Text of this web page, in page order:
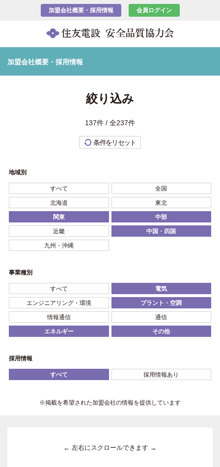
加盟会社概要・採用情報 会員ログイン
加盟会社概要・採用情報
絞り込み
137件 / 全237件
条件をリセット
地域別
すべて 全国
北海道 東北
関東 中部
近畿 中国・四国
九州・沖縄
事業種別
すべて 電気
エンジニアリング・環境 プラント・空調
情報通信 通信
エネルギー その他
採用情報
すべて 採用情報あり
※掲載を希望された加盟会社の情報を提供しています
← 左右にスクロールできます →